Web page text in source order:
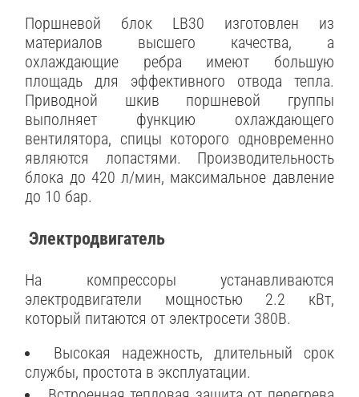
Поршневой блок LB30 изготовлен из
материалов высшего качества, а
охлаждающие ребра имеют большую
площадь для эффективного отвода тепла.
Приводной шкив поршневой группы
выполняет функцию охлаждающего
вентилятора, спицы которого одновременно
являются лопастями. Производительность
блока до 420 л/мин, максимальное давление
до 10 бар.
Электродвигатель
На компрессоры устанавливаются
электродвигатели мощностью 2.2 кВт,
который питаются от электросети 380В.
Высокая надежность, длительный срок
службы, простота в эксплуатации.